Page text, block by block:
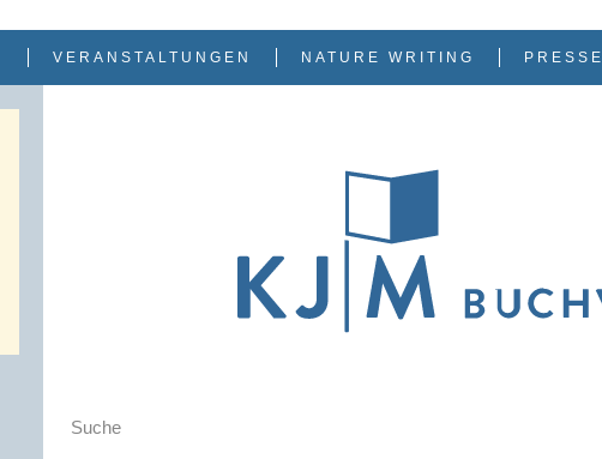
VERANSTALTUNGEN NATURE WRITING PRESSE